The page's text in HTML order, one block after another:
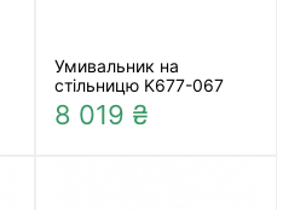
Умивальник на
стільницю K677-067
8 019 ₴